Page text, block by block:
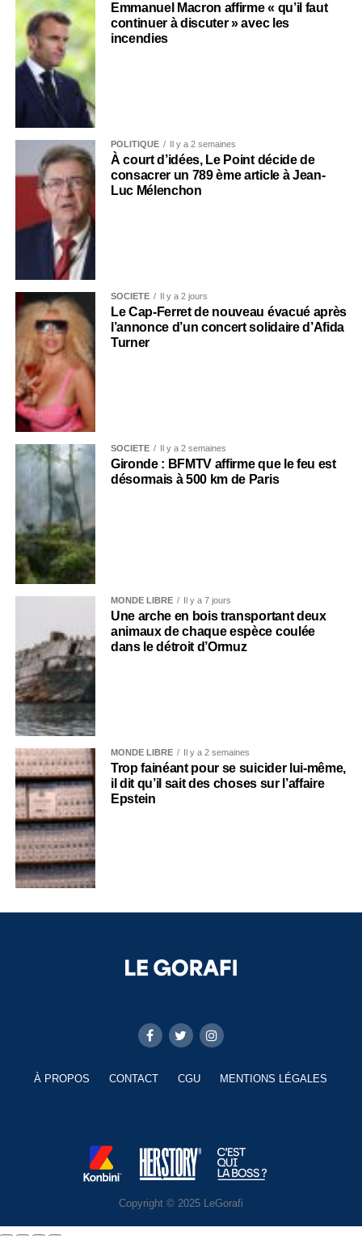
Emmanuel Macron affirme « qu’il faut
continuer à discuter » avec les
incendies
POLITIQUE Il y a 2 semaines
À court d’idées, Le Point décide de
consacrer un 789 ème article à Jean-
Luc Mélenchon
SOCIÉTÉ Il y a 2 jours
Le Cap-Ferret de nouveau évacué après
l’annonce d’un concert solidaire d’Afida
Turner
SOCIÉTÉ Il y a 2 semaines
Gironde : BFMTV affirme que le feu est
désormais à 500 km de Paris
MONDE LIBRE Il y a 7 jours
Une arche en bois transportant deux
animaux de chaque espèce coulée
dans le détroit d’Ormuz
MONDE LIBRE Il y a 2 semaines
Trop fainéant pour se suicider lui-même,
il dit qu’il sait des choses sur l’affaire
Epstein
À PROPOS CONTACT CGU MENTIONS LÉGALES
Copyright © 2025 LeGorafi